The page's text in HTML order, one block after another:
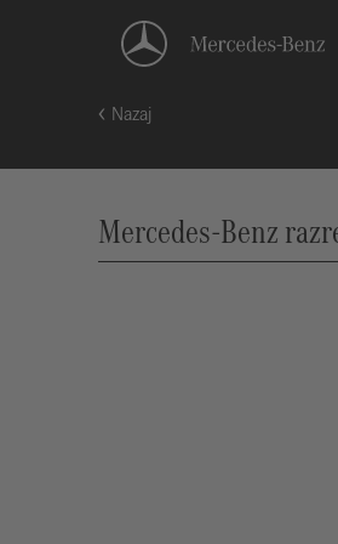
Nazaj
Mercedes-Benz